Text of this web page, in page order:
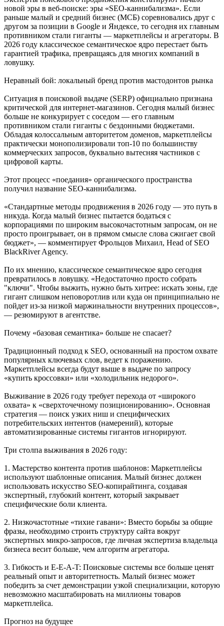
новой эры в веб-поиске: эры «SEO-каннибализма». Если
раньше малый и средний бизнес (МСБ) соревновались друг с
другом за позиции в Google и Яндексе, то сегодня их главным
противником стали гиганты — маркетплейсы и агрегаторы. В
2026 году классическое семантическое ядро перестает быть
гарантией трафика, превращаясь для многих компаний в
ловушку.
Неравный бой: локальный бренд против мастодонтов рынка
Ситуация в поисковой выдаче (SERP) официально признана
критической для интернет-магазинов. Сегодня малый бизнес
больше не конкурирует с соседом — его главным
противником стали гиганты с бездонными бюджетами.
Обладая колоссальным авторитетом доменов, маркетплейсы
практически монополизировали топ-10 по большинству
коммерческих запросов, буквально вытесняя частников с
цифровой карты.
Этот процесс «поедания» органического пространства
получил название SEO-каннибализма.
«Стандартные методы продвижения в 2026 году — это путь в
никуда. Когда малый бизнес пытается бодаться с
корпорациями по широким высокочастотным запросам, он не
просто проигрывает, он в прямом смысле слова сжигает свой
бюджет», — комментирует Фрольцов Михаил, Head of SEO
BlackRiver Agency.
По их мнению, классическое семантическое ядро сегодня
превратилось в ловушку. «Недостаточно просто собрать
"ключи". Чтобы выжить, нужно быть хитрее: искать зоны, где
гигант слишком неповоротлив или куда он принципиально не
пойдет из-за низкой маржинальности внутренних процессов»,
— резюмируют в агентстве.
Почему «базовая семантика» больше не спасает?
Традиционный подход к SEO, основанный на простом охвате
популярных ключевых слов, ведет к поражению.
Маркетплейсы всегда будут выше в выдаче по запросу
«купить кроссовки» или «холодильник недорого».
Выживание в 2026 году требует перехода от «широкого
охвата» к «сверхточечному позиционированию». Основная
стратегия — поиск узких ниш и специфических
потребительских интентов (намерений), которые
автоматизированные системы гигантов игнорируют.
Три столпа выживания в 2026 году:
1. Мастерство контента против шаблонов: Маркетплейсы
используют шаблонные описания. Малый бизнес должен
использовать искусство SEO-копирайтинга, создавая
экспертный, глубокий контент, который закрывает
специфические боли клиента.
2. Низкочастотные «тихие гавани»: Вместо борьбы за общие
фразы, необходимо строить структуру сайта вокруг
экспертных микро-запросов, где личная экспертиза владельца
бизнеса весит больше, чем алгоритм агрегатора.
3. Гибкость и E-E-A-T: Поисковые системы все больше ценят
реальный опыт и авторитетность. Малый бизнес может
победить за счет демонстрации узкой специализации, которую
невозможно масштабировать на миллионы товаров
маркетплейса.
Прогноз на будущее